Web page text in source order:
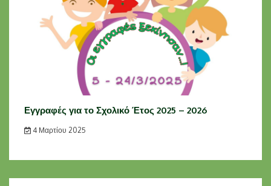
Εγγραφές για το Σχολικό Έτος 2025 – 2026
4 Μαρτίου 2025